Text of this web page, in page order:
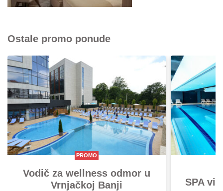
Ostale promo ponude
PROMO
Vodič za wellness odmor u
Vrnjačkoj Banji
SPA